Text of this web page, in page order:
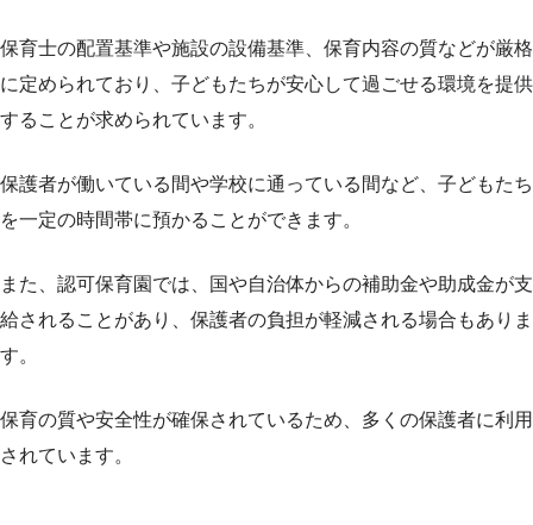
保育士の配置基準や施設の設備基準、保育内容の質などが厳格
に定められており、子どもたちが安心して過ごせる環境を提供
することが求められています。
保護者が働いている間や学校に通っている間など、子どもたち
を一定の時間帯に預かることができます。
また、認可保育園では、国や自治体からの補助金や助成金が支
給されることがあり、保護者の負担が軽減される場合もありま
す。
保育の質や安全性が確保されているため、多くの保護者に利用
されています。